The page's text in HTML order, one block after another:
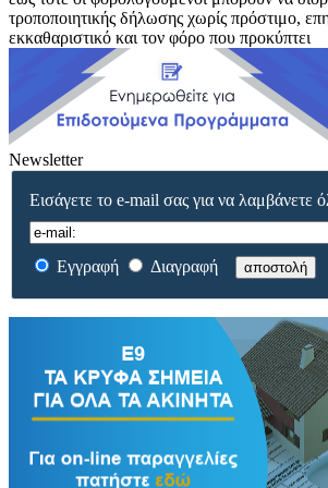
τροποποιητικής δήλωσης χωρίς πρόστιμο,
εκκαθαριστικό και τον φόρο που προκύπτει
Newsletter
Εισάγετε το e-mail σας για να λαμβάνετε
Εγγραφή Διαγραφή αποστολή